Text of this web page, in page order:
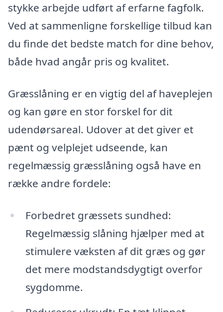
stykke arbejde udført af erfarne fagfolk.
Ved at sammenligne forskellige tilbud kan
du finde det bedste match for dine behov,
både hvad angår pris og kvalitet.
Græsslåning er en vigtig del af haveplejen
og kan gøre en stor forskel for dit
udendørsareal. Udover at det giver et
pænt og velplejet udseende, kan
regelmæssig græsslåning også have en
række andre fordele:
Forbedret græssets sundhed:
Regelmæssig slåning hjælper med at
stimulere væksten af dit græs og gør
det mere modstandsdygtigt overfor
sygdomme.